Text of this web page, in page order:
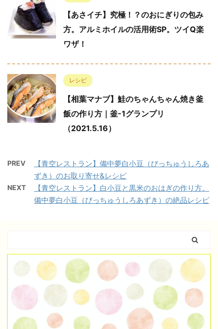
【あさイチ】究極！？のおにぎりの包み
方。アルミホイルの活用術SP。ツイQ楽
ワザ！
レシピ
【相葉マナブ】鮭のちゃんちゃん焼き釜
飯の作り方｜釜-1グランプリ
（2021.5.16）
PREV
【青空レストラン】備中夢白小豆（びっちゅうしろあ
ずき）のお取り寄せ&レシピ
NEXT
【青空レストラン】白小豆と黒米のおはぎの作り方。
備中夢白小豆（びっちゅうしろあずき）の絶品レシピ